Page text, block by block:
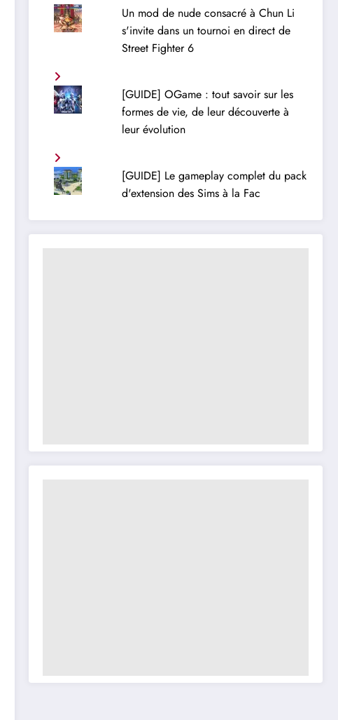
Un mod de nude consacré à Chun Li
s'invite dans un tournoi en direct de
Street Fighter 6
[GUIDE] OGame : tout savoir sur les
formes de vie, de leur découverte à
leur évolution
[GUIDE] Le gameplay complet du pack
d'extension des Sims à la Fac